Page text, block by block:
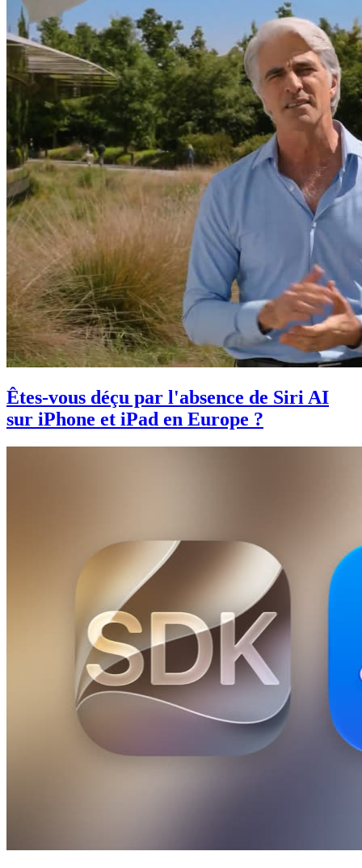
Êtes-vous déçu par l'absence de Siri AI
sur iPhone et iPad en Europe ?